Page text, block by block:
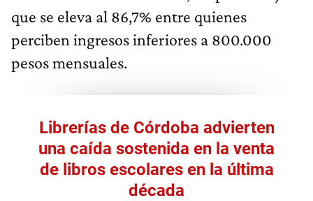
que se eleva al 86,7% entre quienes
perciben ingresos inferiores a 800.000
pesos mensuales.
Librerías de Córdoba advierten
una caída sostenida en la venta
de libros escolares en la última
década